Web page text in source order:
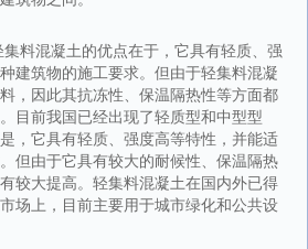
集料混凝土的优点在于，它具有轻质、强
建筑物的施工要求。但由于轻集料混凝
，因此其抗冻性、保温隔热性等方面都
目前我国已经出现了轻质型和中型型
，它具有轻质、强度高等特性，并能适
但由于它具有较大的耐候性、保温隔热
较大提高。轻集料混凝土在国内外已得
场上，目前主要用于城市绿化和公共设